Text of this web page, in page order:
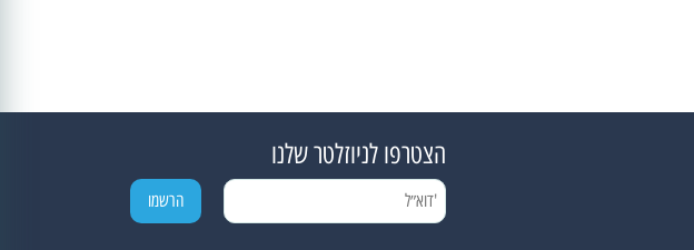
הצטרפו לניוזלטר שלנו